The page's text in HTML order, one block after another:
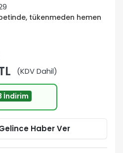
tükenmeden hemen
(KDV Dahil)
İndirim
Haber Ver